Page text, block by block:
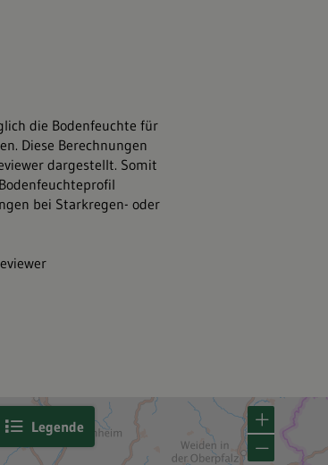
die Bodenfeuchte für
Diese Berechnungen
dargestellt. Somit
bei Starkregen- oder